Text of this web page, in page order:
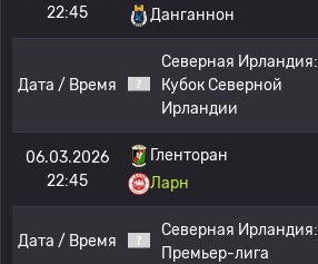
22:45
Данганнон
Дата / Время
Северная Ирландия:
Кубок Северной
Ирландии
06.03.2026
22:45
Гленторан
Ларн
Дата / Время
Северная Ирландия:
Премьер-лига